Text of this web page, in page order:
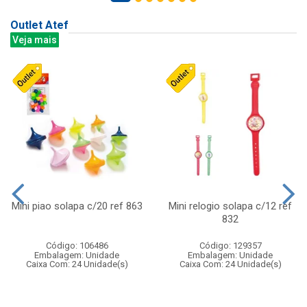
Outlet Atef
Veja mais
Mini piao solapa c/20 ref 863
Código: 106486
Embalagem: Unidade
Caixa Com: 24 Unidade(s)
Mini relogio solapa c/12 ref
832
Código: 129357
Embalagem: Unidade
Caixa Com: 24 Unidade(s)